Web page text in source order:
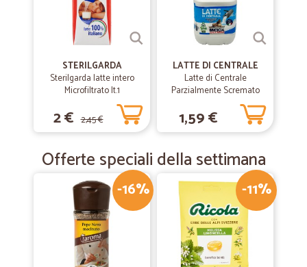
STERILGARDA
Sterilgarda latte intero
Microfiltrato lt.1
2 € 2,45 €
LATTE DI CENTRALE
Latte di Centrale
Parzialmente Scremato
1,59 €
Offerte speciali della settimana
-16% -11%